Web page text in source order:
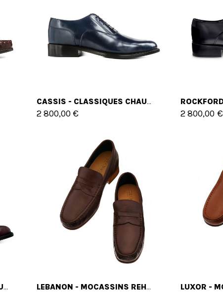
CASSIS - CLASSIQUES CHAUSSURES REHAUSSANTES EN CUIR SHELL CORDOVAN DE 6 CM À 8 CM EN PLUS
2 800,00 € 2 800,00 €
SEVRES - CLASSIQUES CHAUSSURES REHAUSSANTES EN CUIR SHELL CORDOVAN DE 6 CM À 8 CM EN PLUS LEBANON - MOCASSINS REHAUSSANTS EN CUIR JUSQU'À 6 CM EN PLUS